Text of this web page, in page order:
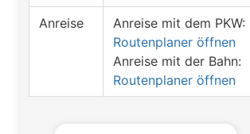
Anreise
Anreise mit dem PKW:
Routenplaner öffnen
Anreise mit der Bahn:
Routenplaner öffnen